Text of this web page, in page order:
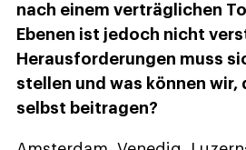
nach einem verträglichen
Ebenen ist jedoch nicht
Herausforderungen muss
stellen und was können wir,
selbst beitragen?